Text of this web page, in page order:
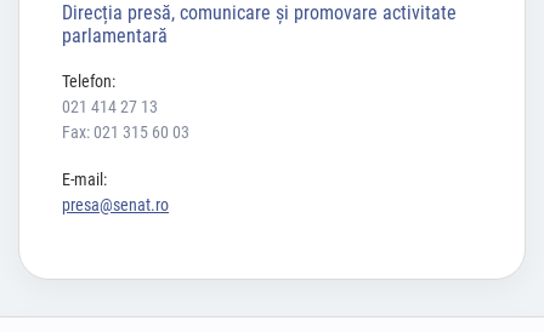
Direcția presă, comunicare și promovare activitate
parlamentară
Telefon:
021 414 27 13
Fax: 021 315 60 03
E-mail:
presa@senat.ro